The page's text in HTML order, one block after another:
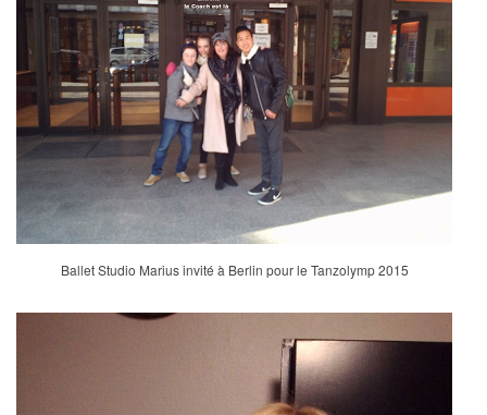
Ballet Studio Marius invité à Berlin pour le Tanzolymp 2015